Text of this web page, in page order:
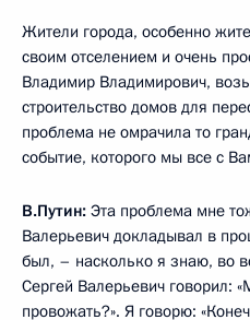
Жители города, особенно
своим отселением и очень
Владимир Владимирович,
строительство домов для
проблема не омрачила то
событие, которого мы все с
В.Путин: Эта проблема мне
Валерьевич докладывал в
был, – насколько я знаю, во
Сергей Валерьевич говорил:
провожать?». Я говорю: